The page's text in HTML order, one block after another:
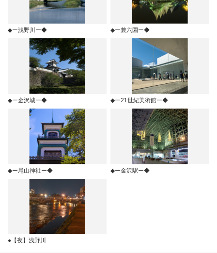
◆ー浅野川ー◆ ◆ー兼六園ー◆
◆ー金沢城ー◆ ◆ー21世紀美術館ー◆
◆ー尾山神社ー◆ ◆ー金沢駅ー◆
●【夜】浅野川